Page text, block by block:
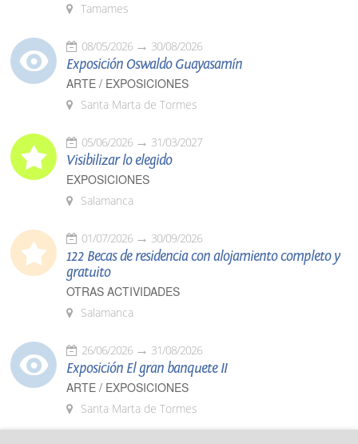
Tamames
08/05/2026 30/08/2026
Exposición Oswaldo Guayasamín
ARTE / EXPOSICIONES
Santa Marta de Tormes
05/06/2026 31/03/2027
Visibilizar lo elegido
EXPOSICIONES
Salamanca
01/07/2026 30/09/2026
122 Becas de residencia con alojamiento completo y
gratuito
OTRAS ACTIVIDADES
Salamanca
26/06/2026 31/08/2026
Exposición El gran banquete II
ARTE / EXPOSICIONES
Santa Marta de Tormes